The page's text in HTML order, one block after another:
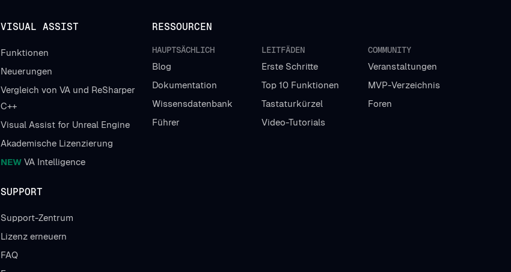
VISUAL ASSIST
Funktionen
Neuerungen
Vergleich von VA und ReSharper
C++
Visual Assist for Unreal Engine
Akademische Lizenzierung
NEW VA Intelligence
RESSOURCEN
HAUPTSÄCHLICH
Blog
Dokumentation
Wissensdatenbank
Führer
LEITFÄDEN
Erste Schritte
Top 10 Funktionen
Tastaturkürzel
Video-Tutorials
COMMUNITY
Veranstaltungen
MVP-Verzeichnis
Foren
SUPPORT
Support-Zentrum
Lizenz erneuern
FAQ